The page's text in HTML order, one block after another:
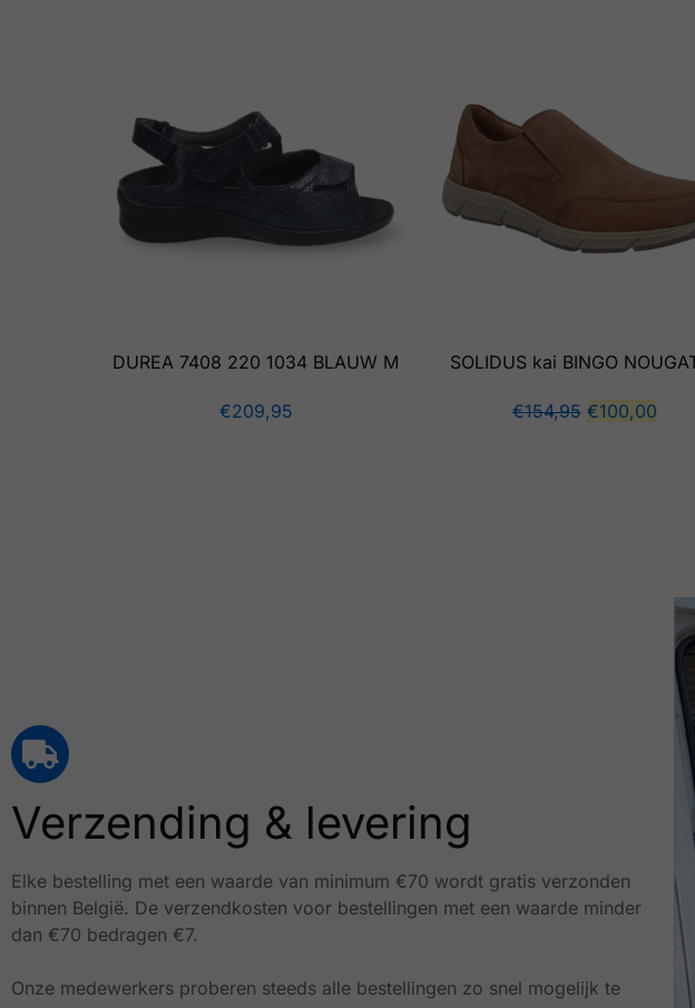
DUREA 7408 220 1034 BLAUW M
€209,95
SOLIDUS kai BINGO
€154,95 €100,00
Verzending & levering
Elke bestelling met een waarde van minimum €70 wordt gratis verzonden
binnen België. De verzendkosten voor bestellingen met een waarde minder
dan €70 bedragen €7.
Onze medewerkers proberen steeds alle bestellingen zo snel mogelijk te